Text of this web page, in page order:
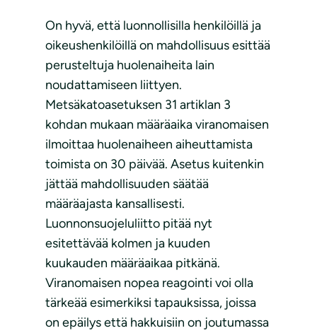
On hyvä, että luonnollisilla henkilöillä ja
oikeushenkilöillä on mahdollisuus esittää
perusteltuja huolenaiheita lain
noudattamiseen liittyen.
Metsäkatoasetuksen 31 artiklan 3
kohdan mukaan määräaika viranomaisen
ilmoittaa huolenaiheen aiheuttamista
toimista on 30 päivää. Asetus kuitenkin
jättää mahdollisuuden säätää
määräajasta kansallisesti.
Luonnonsuojeluliitto pitää nyt
esitettävää kolmen ja kuuden
kuukauden määräaikaa pitkänä.
Viranomaisen nopea reagointi voi olla
tärkeää esimerkiksi tapauksissa, joissa
on epäilys että hakkuisiin on joutumassa